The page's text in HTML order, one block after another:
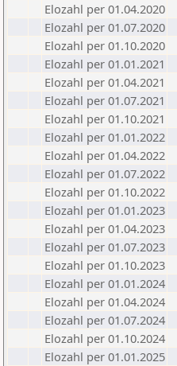
Elozahl per 01.04.2020
Elozahl per 01.07.2020
Elozahl per 01.10.2020
Elozahl per 01.01.2021
Elozahl per 01.04.2021
Elozahl per 01.07.2021
Elozahl per 01.10.2021
Elozahl per 01.01.2022
Elozahl per 01.04.2022
Elozahl per 01.07.2022
Elozahl per 01.10.2022
Elozahl per 01.01.2023
Elozahl per 01.04.2023
Elozahl per 01.07.2023
Elozahl per 01.10.2023
Elozahl per 01.01.2024
Elozahl per 01.04.2024
Elozahl per 01.07.2024
Elozahl per 01.10.2024
Elozahl per 01.01.2025